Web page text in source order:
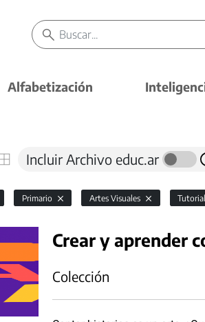
Alfabetización
Incluir Archivo educ.ar
Primario Artes Visuales
Crear y aprender
Colección